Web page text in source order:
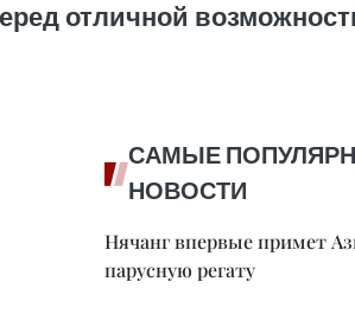
отличной
САМЫЕ
НОВОСТИ
Нячанг впервые примет
парусную регату